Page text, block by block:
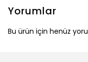
Yorumlar
Bu ürün için henüz